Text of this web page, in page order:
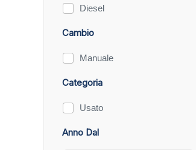
Diesel
Cambio
Manuale
Categoria
Usato
Anno Dal